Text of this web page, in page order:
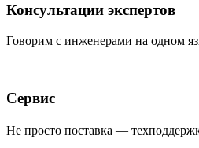
Консультации экспертов
Говорим с инженерами на одном
Сервис
Не просто поставка —